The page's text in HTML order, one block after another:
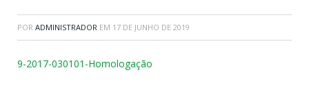
POR ADMINISTRADOR EM 17 DE JUNHO DE 2019
9-2017-030101-Homologação